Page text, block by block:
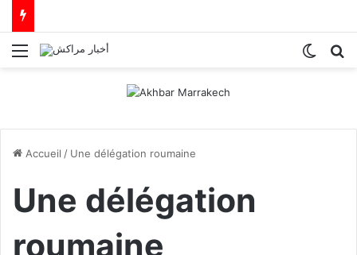
Menu
Accueil / Une délégation roumaine
Une délégation
roumaine